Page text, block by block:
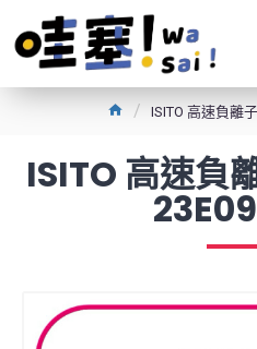
ISITO 高速負離
ISITO 高速負